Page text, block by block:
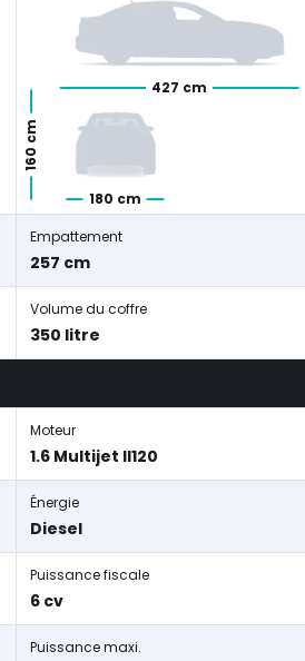
427 cm
180 cm
160 cm
Empattement
257 cm
Volume du coffre
350 litre
Moteur
1.6 Multijet II120
Énergie
Diesel
Puissance fiscale
6 cv
Puissance maxi.